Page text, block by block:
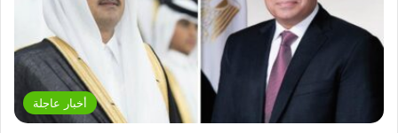
أخبار عاجلة